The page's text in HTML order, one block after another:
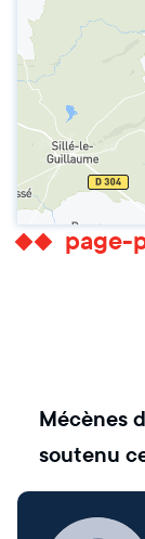
page-
Mécènes
soutenu